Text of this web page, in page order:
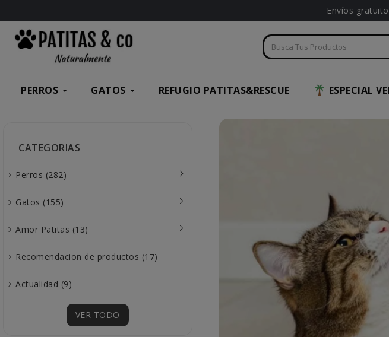
Envíos
PERROS GATOS REFUGIO PATITAS&RESCUE ESPECIAL
CATEGORIAS
Perros (282)
Gatos (155)
Amor Patitas (13)
Recomendacion de productos (17)
Actualidad (9)
VER TODO